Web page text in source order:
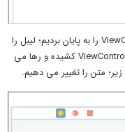
زمانی که نگاشت دکمه ها به فایل ViewController.swift را به پایان بردیم؛ لیبل را
ViewController کشیده و رها می
متن را تغییر می دهیم.